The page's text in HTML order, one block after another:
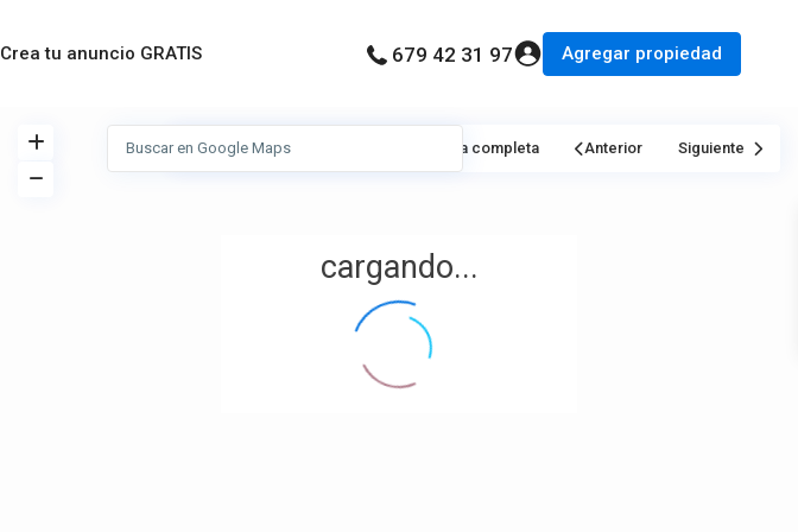
Crea tu anuncio GRATIS 679 42 31 97 Agregar propiedad
cargando...
Ver Mi Ubicación Pantalla completa Anterior Siguiente